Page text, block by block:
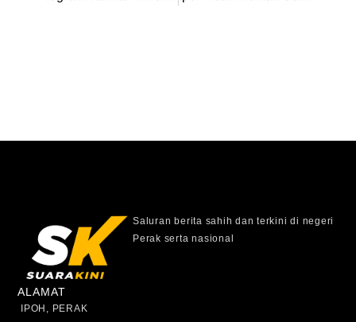
Saluran berita sahih dan terkini di negeri
Perak serta nasional
ALAMAT
IPOH, PERAK